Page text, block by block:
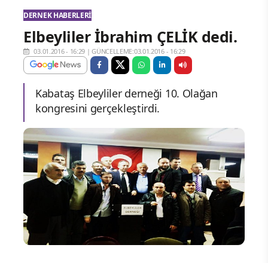
DERNEK HABERLERI
Elbeyliler İbrahim ÇELİK dedi.
03.01.2016 - 16:29 |GÜNCELLEME:03.01.2016 - 16:29
Kabataş Elbeyliler derneği 10. Olağan
kongresini gerçekleştirdi.